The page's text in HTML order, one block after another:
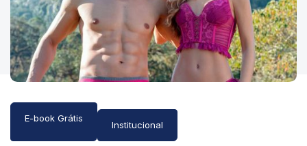
E-book Grátis
Institucional